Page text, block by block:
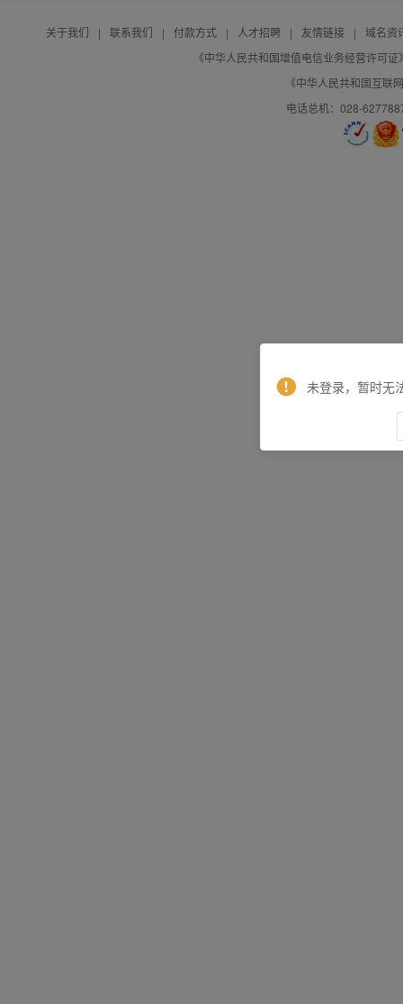
关于我们 | 联系我们 | 付款方式 | 人才招聘 | 友情链接 |
域名资
《中华人民共和国增值电信业务经营许可
《中华人民共和国互联
电话总机：028-
未登录，暂时无